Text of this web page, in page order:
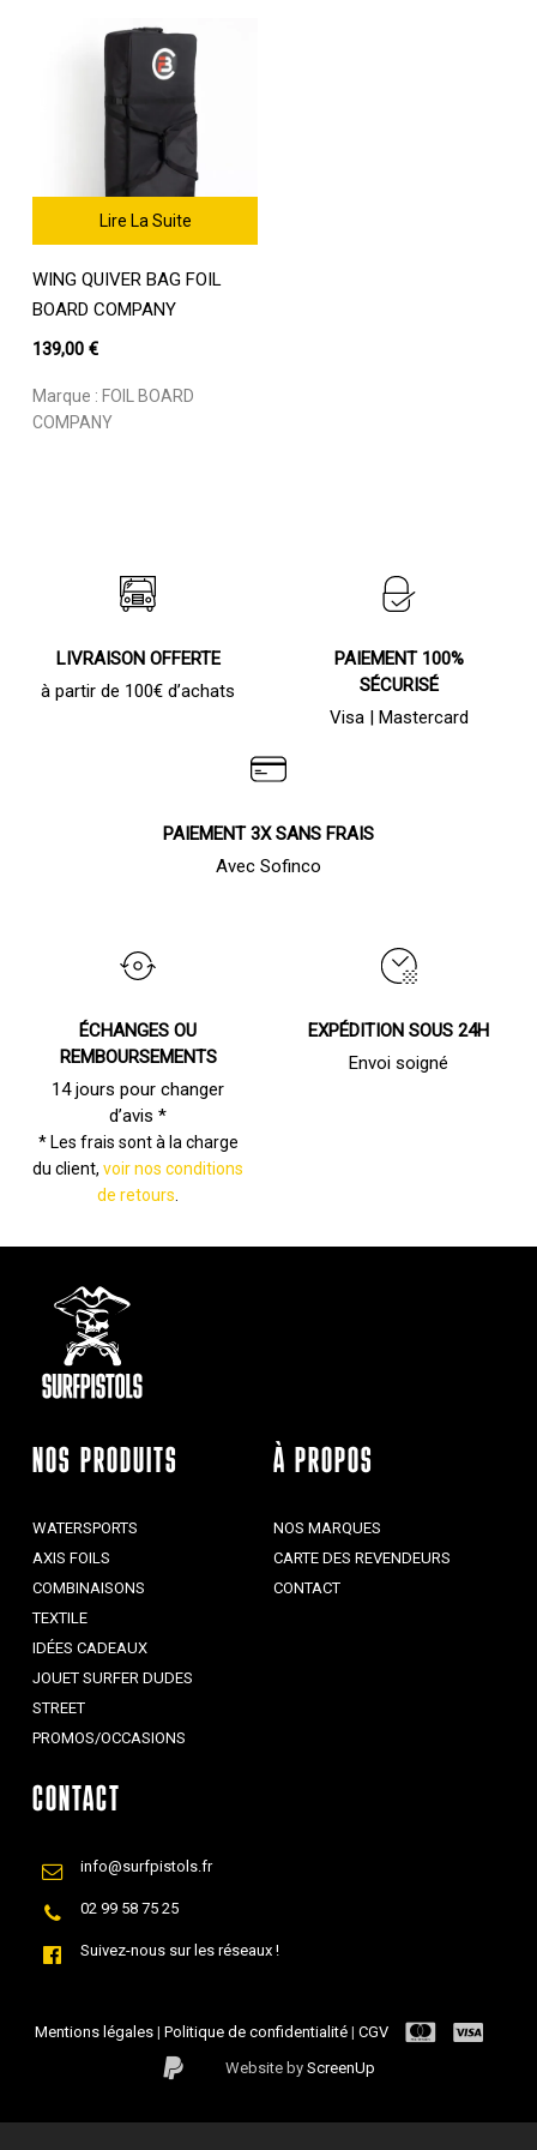
84,00 €
Lire La Suite
WING QUIVER BAG FOIL
BOARD COMPANY
139,00 €
Marque : FOIL BOARD
COMPANY
LIVRAISON OFFERTE
à partir de 100€ d’achats
PAIEMENT 100%
SÉCURISÉ
Visa | Mastercard
PAIEMENT 3X SANS FRAIS
Avec Sofinco
ÉCHANGES OU
REMBOURSEMENTS
14 jours pour changer
d’avis *
* Les frais sont à la charge
du client,voir nos conditions
de retours
EXPÉDITION SOUS 24H
Envoi soigné
NOS PRODUITS
WATERSPORTS
AXIS FOILS
COMBINAISONS
TEXTILE
IDÉES CADEAUX
JOUET SURFER DUDES
STREET
PROMOS/OCCASIONS
À PROPOS
NOS MARQUES
CARTE DES REVENDEURS
CONTACT
CONTACT
info@surfpistols.fr
02 99 58 75 25
Suivez-nous sur les réseaux !
Mentions légales|Politique de confidentialité|CGV
Website byScreenUp